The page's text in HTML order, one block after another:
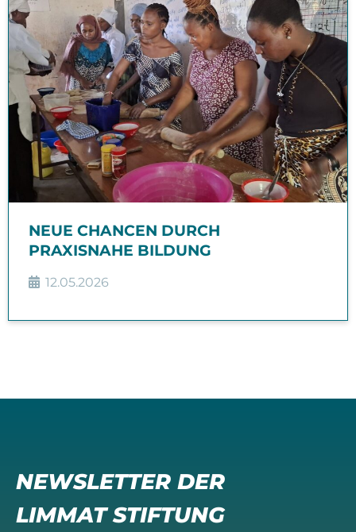
NEUE CHANCEN DURCH
PRAXISNAHE BILDUNG
12.05.2026
NEWSLETTER DER
LIMMAT STIFTUNG